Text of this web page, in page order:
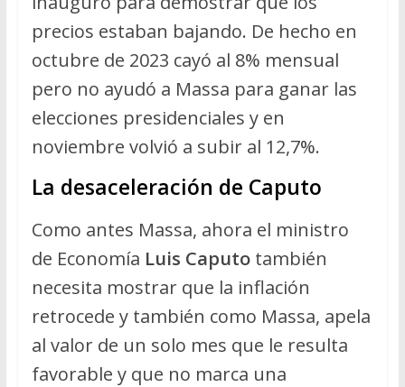
precios estaban bajando. De hecho en
octubre de 2023 cayó al 8% mensual
pero no ayudó a Massa para ganar las
elecciones presidenciales y en
noviembre volvió a subir al 12,7%.
La desaceleración de Caputo
Como antes Massa, ahora el ministro
de Economía Luis Caputotambién
necesita mostrar que la inflación
retrocede y también como Massa, apela
al valor de un solo mes que le resulta
favorable y que no marca una